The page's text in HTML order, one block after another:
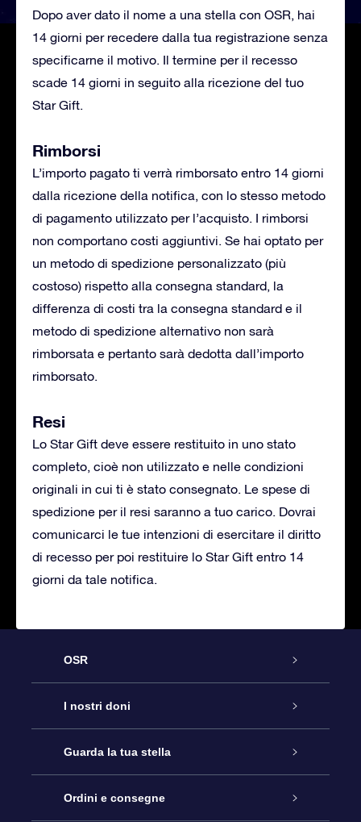
Dopo aver dato il nome a una stella con OSR, hai
14 giorni per recedere dalla tua registrazione senza
specificarne il motivo. Il termine per il recesso
scade 14 giorni in seguito alla ricezione del tuo
Star Gift.
Rimborsi
L’importo pagato ti verrà rimborsato entro 14 giorni
dalla ricezione della notifica, con lo stesso metodo
di pagamento utilizzato per l’acquisto. I rimborsi
non comportano costi aggiuntivi. Se hai optato per
un metodo di spedizione personalizzato (più
costoso) rispetto alla consegna standard, la
differenza di costi tra la consegna standard e il
metodo di spedizione alternativo non sarà
rimborsata e pertanto sarà dedotta dall’importo
rimborsato.
Resi
Lo Star Gift deve essere restituito in uno stato
completo, cioè non utilizzato e nelle condizioni
originali in cui ti è stato consegnato. Le spese di
spedizione per il resi saranno a tuo carico. Dovrai
comunicarci le tue intenzioni di esercitare il diritto
di recesso per poi restituire lo Star Gift entro 14
giorni da tale notifica.
OSR
Assistenza
Contattaci
Blog
I nostri doni
Online Star Gift
Pacchetto regalo OSR
Guarda la tua stella
Registro stellare
Ordini e consegne